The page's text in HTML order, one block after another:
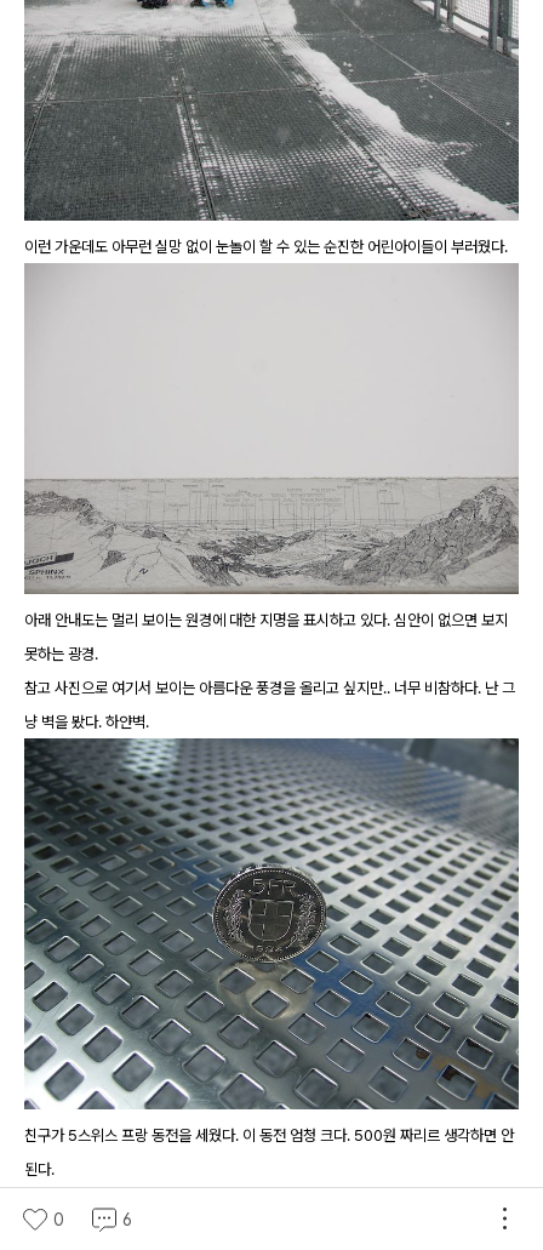
이런 가운데도 아무런 실망 없이 눈놀이 할 수 있는 순진한 어린아이들이 부러웠다.
아래 안내도는 멀리 보이는 원경에 대한 지명을 표시하고 있다. 심안이 없으면 보지
못하는 광경.
참고 사진으로 여기서 보이는 아름다운 풍경을 올리고 싶지만.. 너무 비참하다. 난 그
냥 벽을 봤다. 하얀벽.
친구가 5스위스 프랑 동전을 세웠다. 이 동전 엄청 크다. 500원 짜리르 생각하면 안
된다.
요흐에서의 경험이랄까?
0 6